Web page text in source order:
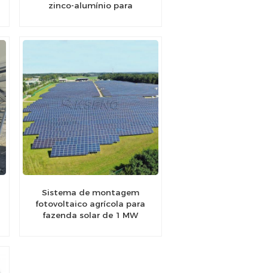
zinco-alumínio para
Sistema de montagem
fotovoltaico agrícola para
fazenda solar de 1 MW